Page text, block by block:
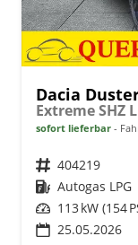
Dacia
Extreme SHZ
sofort lieferbar
Fahrzeugnr. 404219
Kraftstoff Autogas LPG
Leistung 113 kW (154
25.05.2026